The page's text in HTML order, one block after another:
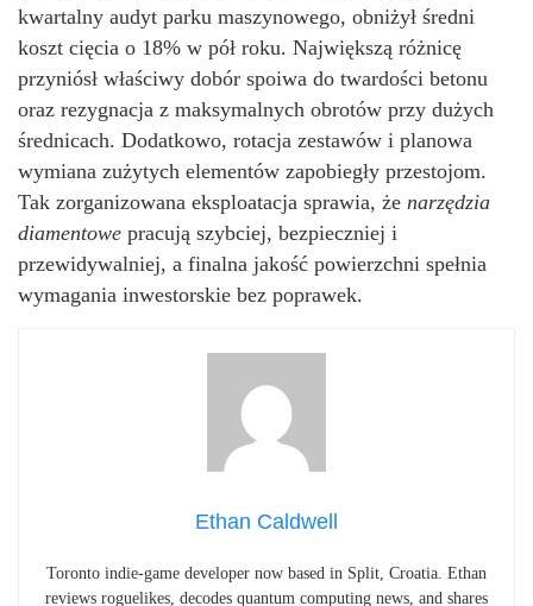
kwartalny audyt parku maszynowego, obniżył średni
koszt cięcia o 18% w pół roku. Największą różnicę
przyniósł właściwy dobór spoiwa do twardości betonu
oraz rezygnacja z maksymalnych obrotów przy dużych
średnicach. Dodatkowo, rotacja zestawów i planowa
wymiana zużytych elementów zapobiegły przestojom.
Tak zorganizowana eksploatacja sprawia, że narzędzia
diamentowe pracują szybciej, bezpieczniej i
przewidywalniej, a finalna jakość powierzchni spełnia
wymagania inwestorskie bez poprawek.
Ethan Caldwell
Toronto indie-game developer now based in Split, Croatia. Ethan
reviews roguelikes, decodes quantum computing news, and shares